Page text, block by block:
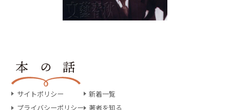
サイトポリシー
プライバシーポリシー
新着一覧
著者を知る